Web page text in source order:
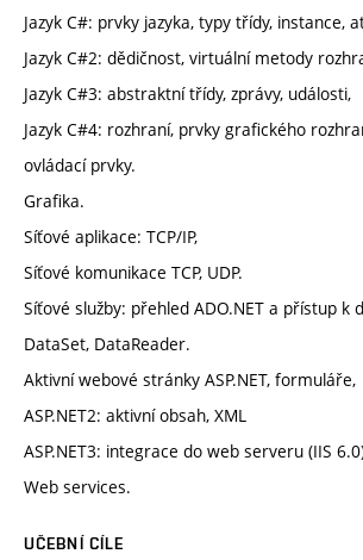
Jazyk C#: prvky jazyka, typy třídy, instance,
Jazyk C#2: dědičnost, virtuální metody
Jazyk C#3: abstraktní třídy, zprávy, události,
Jazyk C#4: rozhraní, prvky grafického
ovládací prvky.
Grafika.
Síťové aplikace: TCP/IP,
Síťové komunikace TCP, UDP.
Síťové služby: přehled ADO.NET a přístup k
DataSet, DataReader.
Aktivní webové stránky ASP.NET, formuláře,
ASP.NET2: aktivní obsah, XML
ASP.NET3: integrace do web serveru (IIS
Web services.
UČEBNÍ CÍLE